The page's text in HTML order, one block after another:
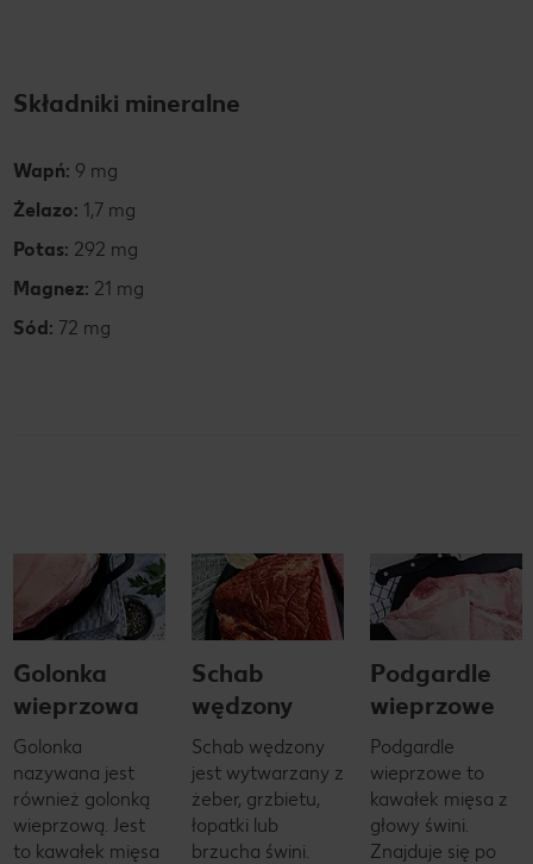
Składniki mineralne
Wapń: 9 mg
Żelazo: 1,7 mg
Potas: 292 mg
Magnez: 21 mg
Sód: 72 mg
Golonka
wieprzowa
Golonka
nazywana jest
również golonką
wieprzową. Jest
to kawałek mięsa
Schab
wędzony
Schab wędzony
jest wytwarzany z
żeber, grzbietu,
łopatki lub
brzucha świni.
Podgardle
wieprzowe
Podgardle
wieprzowe to
kawałek mięsa z
głowy świni.
Znajduje się po